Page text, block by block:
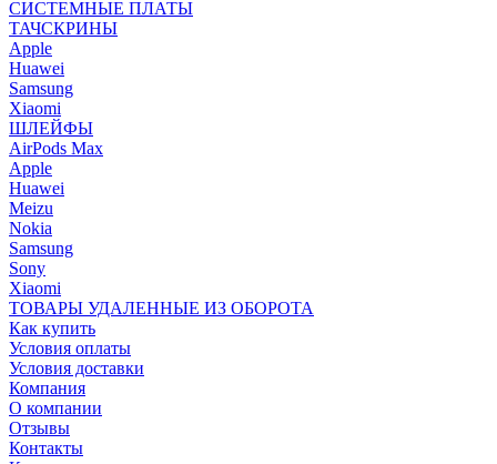
СИСТЕМНЫЕ ПЛАТЫ
ТАЧСКРИНЫ
Apple
Huawei
Samsung
Xiaomi
ШЛЕЙФЫ
AirPods Max
Apple
Huawei
Meizu
Nokia
Samsung
Sony
Xiaomi
ТОВАРЫ УДАЛЕННЫЕ ИЗ ОБОРОТА
Как купить
Условия оплаты
Условия доставки
Компания
О компании
Отзывы
Контакты